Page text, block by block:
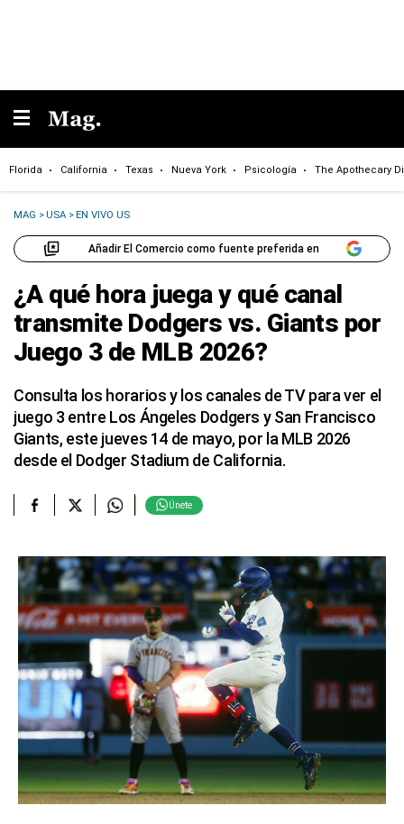
Florida California Texas Nueva York Psicología The Apothecary
MAG >USA >EN VIVO US
Añadir El Comercio como fuente preferida en
¿A qué hora juega y qué canal
transmite Dodgers vs. Giants por
Juego 3 de MLB 2026?
Consulta los horarios y los canales de TV para ver el
juego 3 entre Los Ángeles Dodgers y San Francisco
Giants, este jueves 14 de mayo, por la MLB 2026
desde el Dodger Stadium de California.
Únete